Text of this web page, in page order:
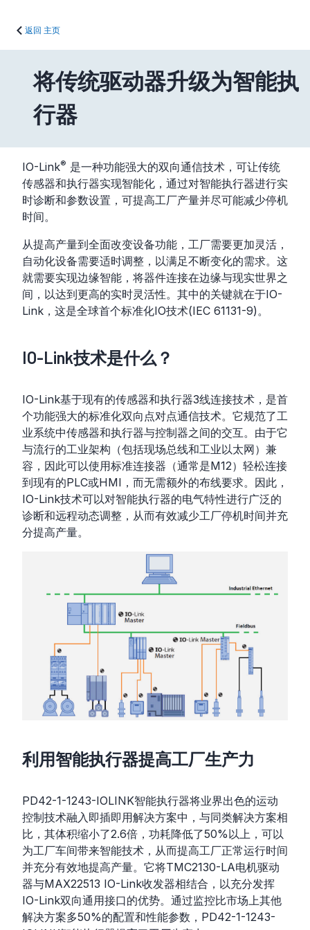
返回 主页
将传统驱动器升级为智能执
行器
IO-Link® 是一种功能强大的双向通信技术，可让传统
传感器和执行器实现智能化，通过对智能执行器进行实
时诊断和参数设置，可提高工厂产量并尽可能减少停机
时间。
从提高产量到全面改变设备功能，工厂需要更加灵活，
自动化设备需要适时调整，以满足不断变化的需求。这
就需要实现边缘智能，将器件连接在边缘与现实世界之
间，以达到更高的实时灵活性。其中的关键就在于IO-
Link，这是全球首个标准化IO技术(IEC 61131-9)。
IO-Link技术是什么？
IO-Link基于现有的传感器和执行器3线连接技术，是首
个功能强大的标准化双向点对点通信技术。它规范了工
业系统中传感器和执行器与控制器之间的交互。由于它
与流行的工业架构（包括现场总线和工业以太网）兼
容，因此可以使用标准连接器（通常是M12）轻松连接
到现有的PLC或HMI，而无需额外的布线要求。因此，
IO-Link技术可以对智能执行器的电气特性进行广泛的
诊断和远程动态调整，从而有效减少工厂停机时间并充
分提高产量。
利用智能执行器提高工厂生产力
PD42-1-1243-IOLINK智能执行器将业界出色的运动
控制技术融入即插即用解决方案中，与同类解决方案相
比，其体积缩小了2.6倍，功耗降低了50%以上，可以
为工厂车间带来智能技术，从而提高工厂正常运行时间
并充分有效地提高产量。它将TMC2130-LA电机驱动
器与MAX22513 IO-Link收发器相结合，以充分发挥
IO-Link双向通用接口的优势。通过监控比市场上其他
解决方案多50%的配置和性能参数，PD42-1-1243-